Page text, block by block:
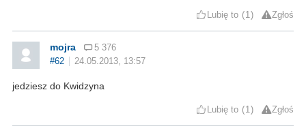
Lubię to 1 Zgłoś
mojra
5 376
#62
24.05.2013, 13:57
jedziesz do Kwidzyna
Lubię to 1 Zgłoś